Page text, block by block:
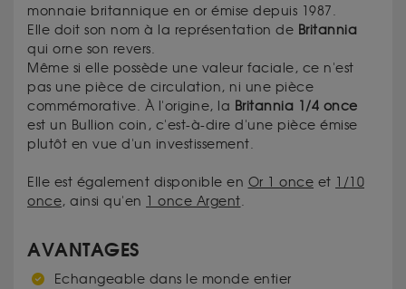
monnaie britannique en or émise depuis 1987.
Elle doit son nom à la représentation de Britannia
qui orne son revers.
Même si elle possède une valeur faciale, ce n'est
pas une pièce de circulation, ni une pièce
commémorative. À l'origine, la Britannia 1/4 once
est un Bullion coin, c'est-à-dire d'une pièce émise
plutôt en vue d'un investissement.
Elle est également disponible en Or 1 once et 1/10
once, ainsi qu'en 1 once Argent.
AVANTAGES
Echangeable dans le monde entier